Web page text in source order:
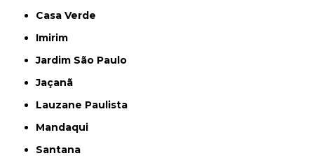
Casa Verde
Imirim
Jardim São Paulo
Jaçanã
Lauzane Paulista
Mandaqui
Santana